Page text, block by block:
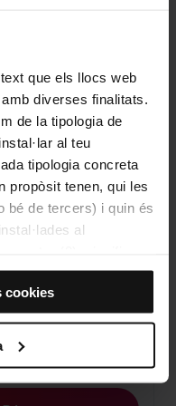
que els llocs web
diverses finalitats.
de la tipologia de
al teu
tipologia concreta
propòsit tenen, qui les
bé de tercers) i quin és
al
tipologia.
permets que
al teu navegador.
de cada tipologia de
has de fer
cookies